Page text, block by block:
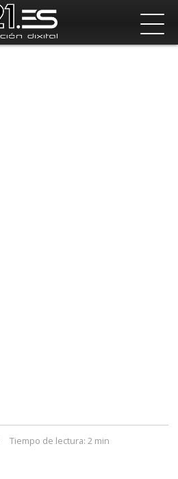
Tiempo de lectura: 2 min